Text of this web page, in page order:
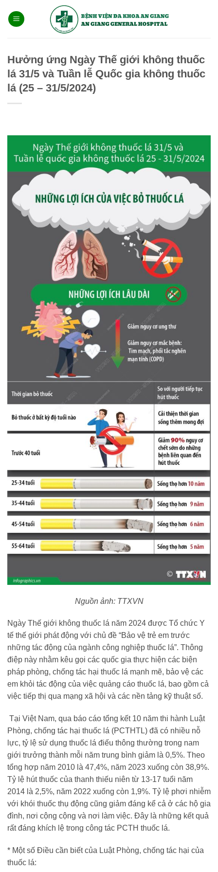
qua
Hưởng ứng Ngày Thế giới không thuốc
lá 31/5 và Tuần lễ Quốc gia không thuốc
lá (25 – 31/5/2024)
Nguồn ảnh: TTXVN
Ngày Thế giới không thuốc lá năm 2024 được Tổ chức Y
tế thế giới phát động với chủ đề “Bảo vệ trẻ em trước
những tác động của ngành công nghiệp thuốc lá”. Thông
điệp này nhằm kêu gọi các quốc gia thực hiện các biện
pháp phòng, chống tác hại thuốc lá mạnh mẽ, bảo vệ các
em khỏi tác động của việc quảng cáo thuốc lá, bao gồm cả
việc tiếp thị qua mạng xã hội và các nền tảng kỹ thuật số.
Tại Việt Nam, qua báo cáo tổng kết 10 năm thi hành Luật
Phòng, chống tác hại thuốc lá (PCTHTL) đã có nhiều nỗ
lực, tỷ lệ sử dụng thuốc lá điếu thông thường trong nam
giới trưởng thành mỗi năm trung bình giảm là 0,5%. Theo
tổng hợp năm 2010 là 47,4%, năm 2023 xuống còn 38,9%.
Tỷ lệ hút thuốc của thanh thiếu niên từ 13-17 tuổi năm
2014 là 2,5%, năm 2022 xuống còn 1,9%. Tỷ lệ phơi nhiễm
với khói thuốc thụ động cũng giảm đáng kể cả ở các hộ gia
đình, nơi cộng cộng và nơi làm việc. Đây là những kết quả
rất đáng khích lệ trong công tác PCTH thuốc lá.
* Một số Điều cần biết của Luật Phòng, chống tác hại của
thuốc lá: